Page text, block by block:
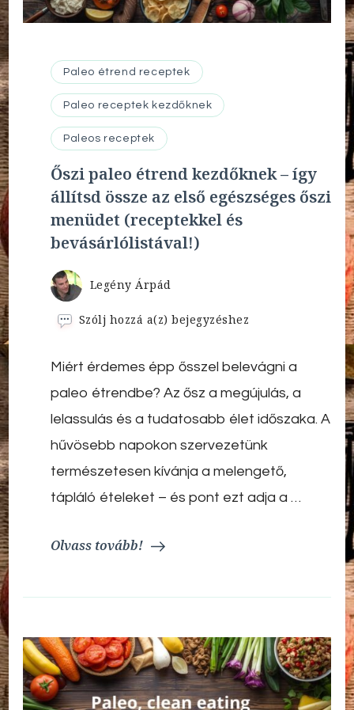
Paleo étrend receptek
Paleo receptek kezdőknek
Paleos receptek
Őszi paleo étrend kezdőknek – így
állítsd össze az első egészséges őszi
menüdet (receptekkel és
bevásárlólistával!)
Legény Árpád
Szólj hozzá a(z)Őszi
kezdőknek
így
állítsd
az
első
őszi
bejegyzéshez
Miért érdemes épp ősszel belevágni a
paleo étrendbe? Az ősz a megújulás, a
lelassulás és a tudatosabb élet időszaka. A
hűvösebb napokon szervezetünk
természetesen kívánja a melengető,
tápláló ételeket – és pont ezt adja a …
Olvass tovább!